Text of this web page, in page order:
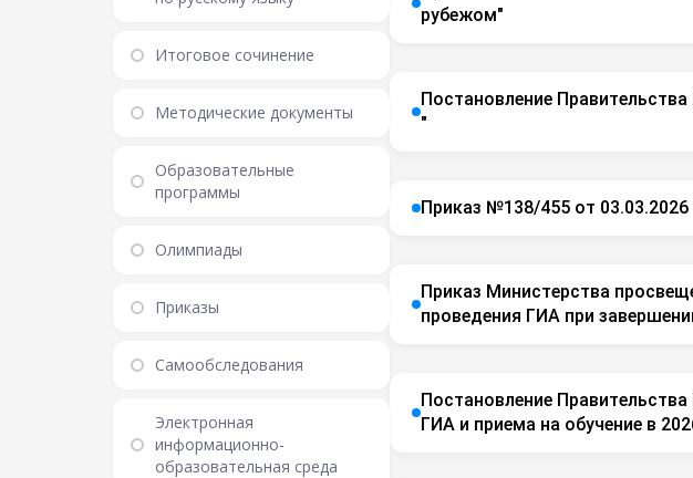
Итоговое сочинение
Методические документы
Образовательные
программы
Олимпиады
Приказы
Самообследования
Электронная
информационно-
образовательная среда
рубежом"
Постановление
"
Приказ №138/455 от
Приказ Министерства
проведения ГИА при
Постановление
ГИА и приема на обучение в